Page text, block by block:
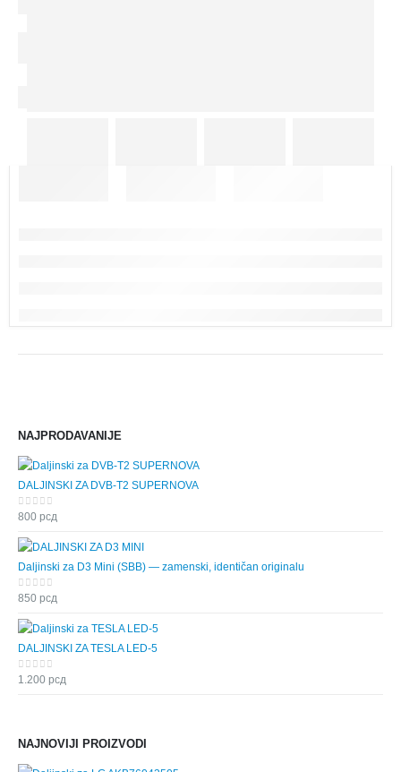
NAJPRODAVANIJE
DALJINSKI ZA DVB-T2 SUPERNOVA
0out of 5
800 рсд
Daljinski za D3 Mini (SBB) — zamenski, identičan originalu
0out of 5
850 рсд
DALJINSKI ZA TESLA LED-5
0 out of 5
1.200 рсд
NAJNOVIJI PROIZVODI